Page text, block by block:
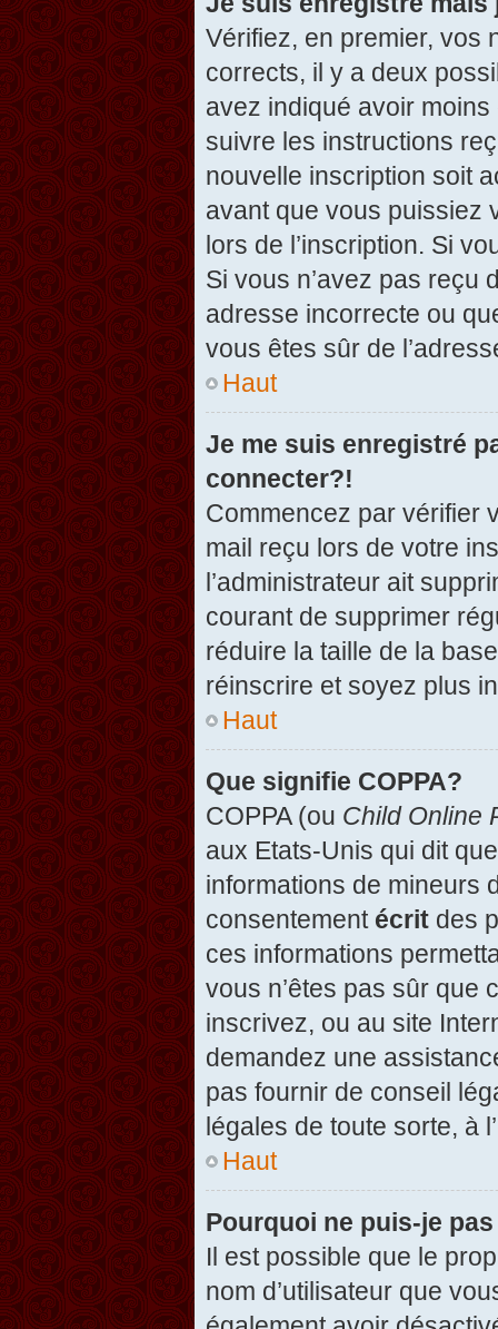
Vérifiez, en premier, vos
corrects, il y a deux
avez indiqué avoir
suivre les instructions
nouvelle inscription soit
avant que vous puissiez
lors de l’inscription. Si
Si vous n’avez pas reçu
adresse incorrecte ou
vous êtes sûr de
Haut
Je me suis enregistré
connecter?!
Commencez par vérifier
mail reçu lors de votre
l’administrateur ait
courant de supprimer
réduire la taille de la
réinscrire et soyez plus
Haut
Que signifie COPPA?
COPPA (ou Child Online
aux Etats-Unis qui dit
informations de mineurs
consentement écrit des
ces informations
vous n’êtes pas sûr que
inscrivez, ou au site
demandez une
pas fournir de conseil
légales de toute sorte, à
Haut
Pourquoi ne puis-je
Il est possible que le
nom d’utilisateur que